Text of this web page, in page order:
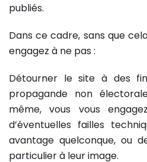
publiés.
Dans ce cadre, sans que
engagez à ne pas :
Détourner le site à des
propagande non
même, vous vous
d’éventuelles failles
avantage quelconque, ou
particulier à leur image.